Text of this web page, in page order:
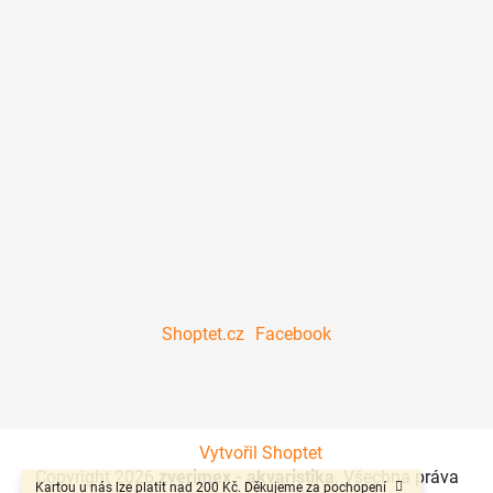
Kartou u nás lze platit nad 200 Kč. Děkujeme za pochopení
Shoptet.cz Facebook
Vytvořil Shoptet
Copyright 2026zverimex - akvaristika. Všechna práva